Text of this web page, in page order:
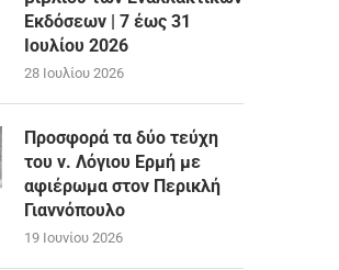
Εκδόσεων | 7 έως 31
Ιουλίου 2026
28 Ιουλίου 2026
Προσφορά τα δύο τεύχη
του ν. Λόγιου Ερμή με
αφιέρωμα στον Περικλή
Γιαννόπουλο
19 Ιουνίου 2026